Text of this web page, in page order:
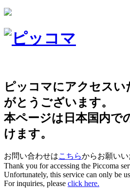
ピッコマにアクセスい
がとうございます。
本ページは日本国内で
けます。
お問い合わせはこちらからお願いい
Thank you for accessing the Piccoma
Unfortunately, this service can only be
For inquiries, please click here.